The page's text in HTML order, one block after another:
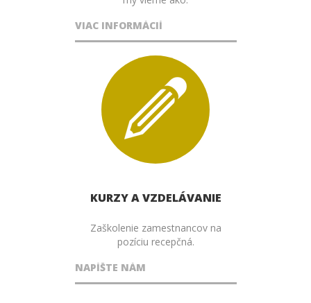
VIAC INFORMÁCIÍ
KURZY A VZDELÁVANIE
Zaškolenie zamestnancov na
pozíciu recepčná.
NAPÍŠTE NÁM